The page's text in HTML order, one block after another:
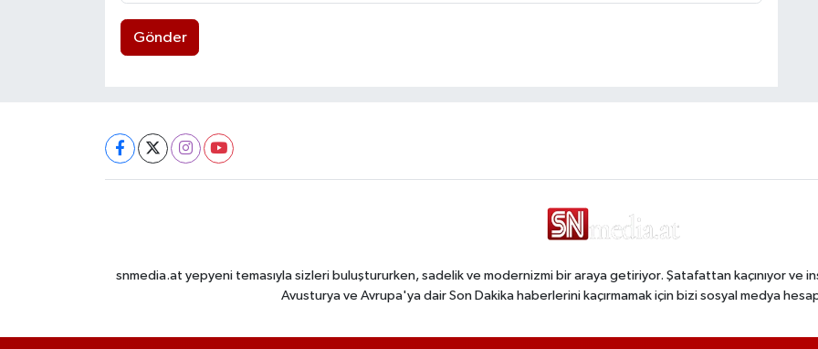
Gönder
snmedia.at yepyeni temasıyla sizleri buluştururken, sadelik ve modernizmi bir araya getiriyor. Şatafattan kaçınıyor ve
Avusturya ve Avrupa'ya dair Son Dakika haberlerini kaçırmamak için bizi sosyal medya